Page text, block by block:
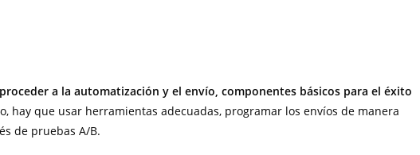
a la automatización y el envío, componentes básicos para el éxito
hay que usar herramientas adecuadas, programar los envíos de manera
de pruebas A/B.